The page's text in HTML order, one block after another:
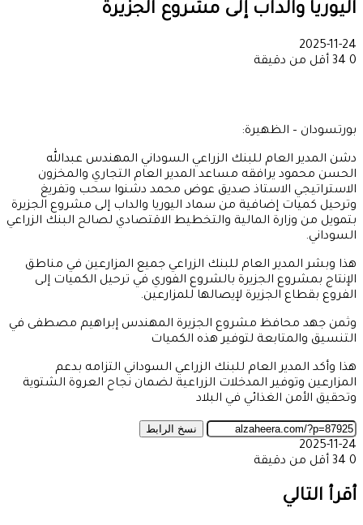
اليوريا والداب إلى مشروع الجزيرة
2025-11-24
0
أقل من دقيقة
بورتسودان – الظهيرة:
دشن المدير العام للبنك الزراعي السوداني المهندس عبدالله
الحسن محمود يرافقه مساعد المدير العام التجاري والمخزون
الاستراتيجي الاستاذ صديق عوض محمد دشنوا سحب وتفريغ
وترحيل كميات إضافية من سماد اليوريا والداب إلى مشروع الجزيرة
بتمويل من وزارة المالية والتخطيط الاقتصادي لصالح البنك الزراعي
السوداني.
هذا وبشر المدير العام للبنك الزراعي جميع المزارعين في مناطق
الإنتاج بمشروع الجزيرة بالشروع الفوري في ترحيل الكميات إلى
الفروع بقطاع الجزيرة لإيصالها للمزارعين.
وثمن جهد محافظ مشروع الجزيرة المهندس إبراهيم مصطفى في
التنسيق والمتابعة لتوفير هذه الكميات
هذا وأكد المدير العام للبنك الزراعي السوداني التزامه بدعم
المزارعين وتوفير المدخلات الزراعية لضمان نجاح العروة الشتوية
وتحقيق الأمن الغذائي في البلاد
نسخ الرابط
2025-11-24
0
أقل من دقيقة
عبر
البريد
أقرأ التالي